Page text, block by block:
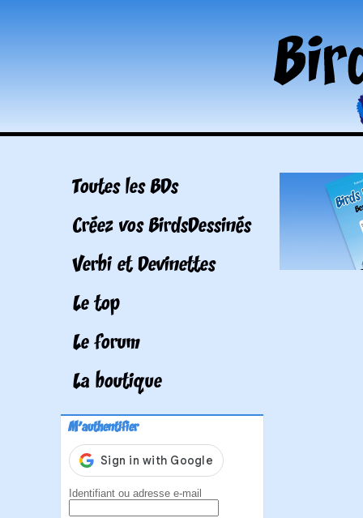
Toutes les BDs
Créez vos BirdsDessinés
Verbi et Devinettes
Le top
Le forum
La boutique
M'authentifier
Identifiant ou adresse e-mail